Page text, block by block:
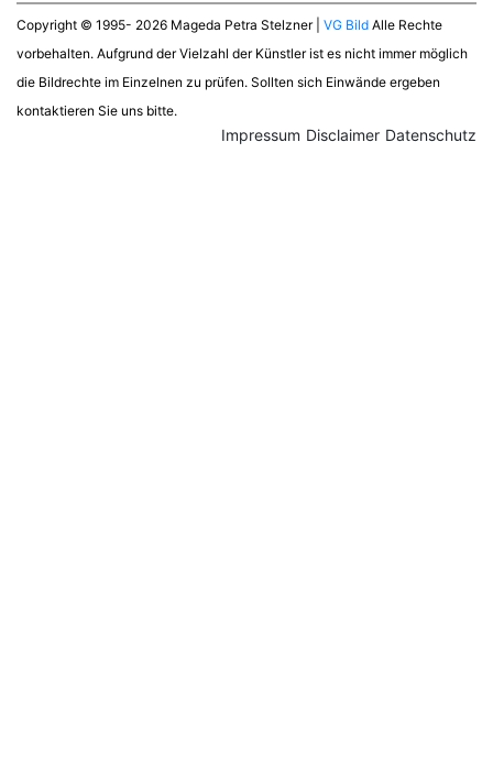
Copyright © 1995- 2026 Mageda Petra Stelzner | VG Bild Alle Rechte
vorbehalten. Aufgrund der Vielzahl der Künstler ist es nicht immer möglich
die Bildrechte im Einzelnen zu prüfen. Sollten sich Einwände ergeben
kontaktieren Sie uns bitte.
Datenschutz
Disclaimer
Impressum